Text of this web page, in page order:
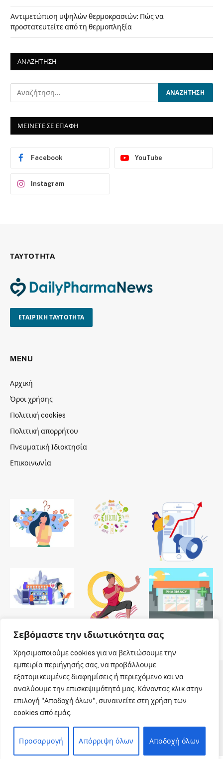
Σεβόμαστε την ιδιωτικότητα σας
Χρησιμοποιούμε cookies για να βελτιώσουμε την
εμπειρία περιήγησής σας, να προβάλλουμε
εξατομικευμένες διαφημίσεις ή περιεχόμενο και να
αναλύουμε την επισκεψιμότητά μας. Κάνοντας κλικ στην
επιλογή "Αποδοχή όλων", συναινείτε στη χρήση των
cookies από εμάς.
Προσαρμογή Απόρριψη όλων Αποδοχή όλων
Αντιμετώπιση υψηλών θερμοκρασιών: Πώς να
προστατευτείτε από τη θερμοπληξία
ΑΝΑΖΗΤΗΣΗ
ΜΕΙΝΕΤΕ ΣΕ ΕΠΑΦΗ
Facebook YouTube
Instagram
ΤΑΥΤΟΤΗΤΑ
ΕΤΑΙΡΙΚΗ ΤΑΥΤΟΤΗΤΑ
MENU
Αρχική
Όροι χρήσης
Πολιτική cookies
Πολιτική απορρήτου
Πνευματική Ιδιοκτησία
Επικοινωνία
© 2026 Dailypharmanews. Designed byDailypharmanews
Αρχική Όροι χρήσης
Πολιτική cookies
Πολιτική απορρήτου